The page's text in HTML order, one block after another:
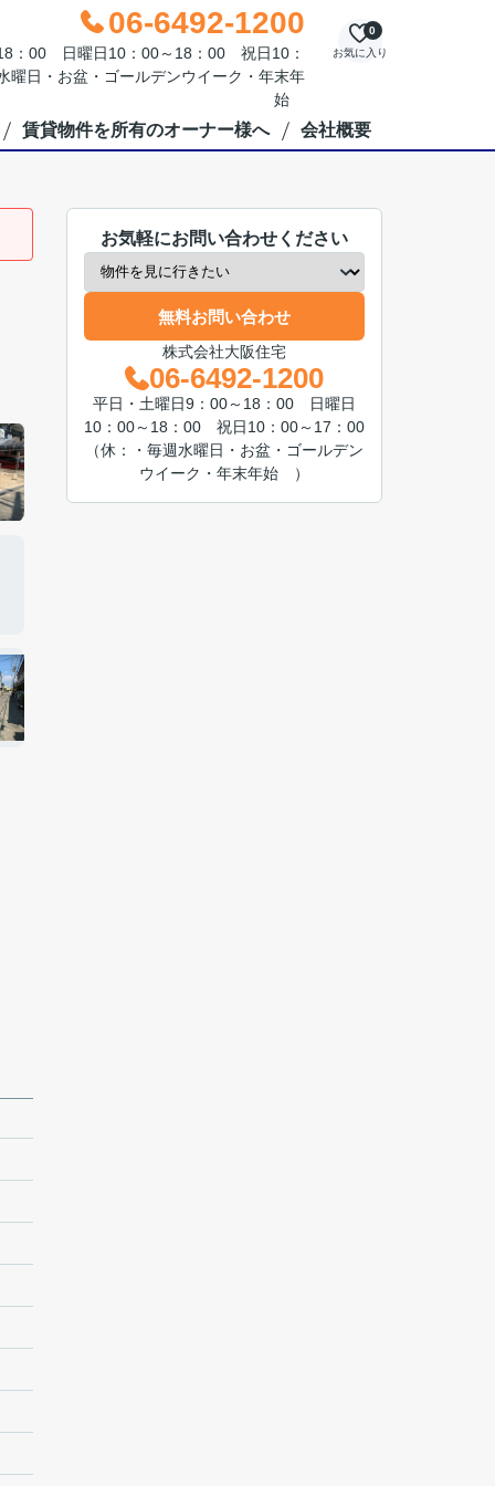
06-6492-1200
：00 日曜日10：00～18：00 祝日10：
日・お盆・ゴールデンウイーク・年末年
始
お気に入り
0
賃貸物件を所有のオーナー様へ 会社概要
お気軽にお問い合わせください
無料お問い合わせ
株式会社大阪住宅
06-6492-1200
平日・土曜日9：00～18：00 日曜日
10：00～18：00 祝日10：00～17：00
（休：・毎週水曜日・お盆・ゴールデン
ウイーク・年末年始 ）